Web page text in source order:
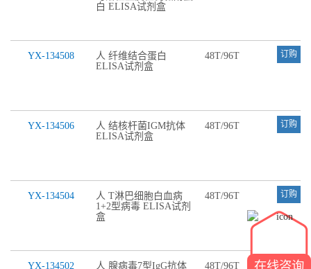
白 ELISA试剂盒
YX-134508
人 纤维结合蛋白
ELISA试剂盒
48T/96T 订购
YX-134506
人 结核杆菌IGM抗体
ELISA试剂盒
48T/96T 订购
YX-134504
人 T淋巴细胞白血病
1+2型病毒 ELISA试剂
盒
48T/96T 订购
YX-134502
人 腺病毒7型IgG抗体
48T/96T 订购
在线咨询